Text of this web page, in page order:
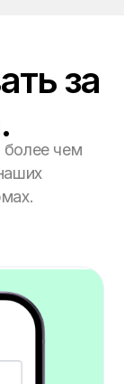
за
.
чем